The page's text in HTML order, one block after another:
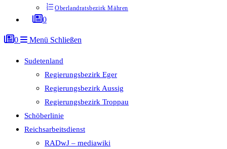
Oberlandratsbezirk Mähren
0
0 Menü Schließen
Sudetenland
Regierungsbezirk Eger
Regierungsbezirk Aussig
Regierungsbezirk Troppau
Schöberlinie
Reichsarbeitsdienst
RADwJ – mediawiki